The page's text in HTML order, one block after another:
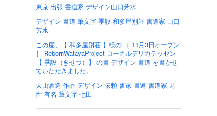
東京 出張 書道家 デザイン山口芳水
デザイン 書道 筆文字 季設 和多屋別荘 書道家 山口
芳水
この度、【 和多屋別荘 】様の ［ 11月3日オープン
］ RebornWatayaProject ローカルデリカテッセン
【 季設（きせつ）】 の書 デザイン 書道 を書かせ
ていただきました。
天山酒造 作品 デザイン 依頼 書家 書道 書道家 男
性 有名 筆文字 七田